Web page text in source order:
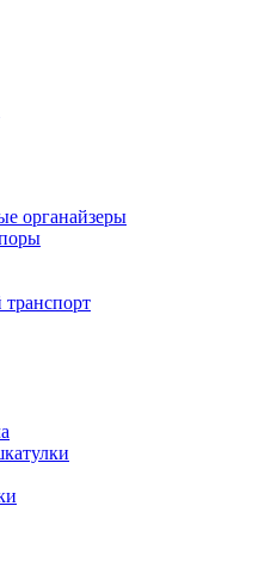
органайзеры